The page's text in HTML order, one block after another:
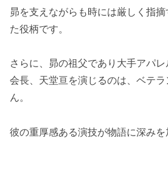
昴を支えながらも時には厳しく指
た役柄です。
さらに、昴の祖父であり大手アパ
会長、天堂亘を演じるのは、ベテ
ん。
彼の重厚感ある演技が物語に深みを